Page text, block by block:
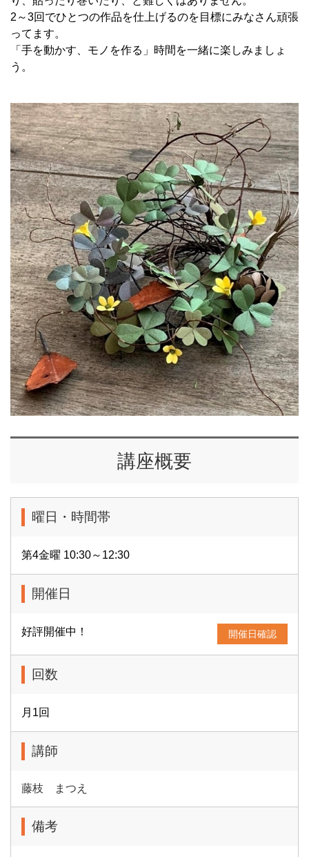
2～3回でひとつの作品を仕上げるのを目標にみなさん頑張
ってます。
「手を動かす、モノを作る」時間を一緒に楽しみましょ
う。
講座概要
曜日・時間帯
第4金曜 10:30～12:30
開催日
好評開催中！ 開催日確認
回数
月1回
講師
藤枝 まつえ
備考